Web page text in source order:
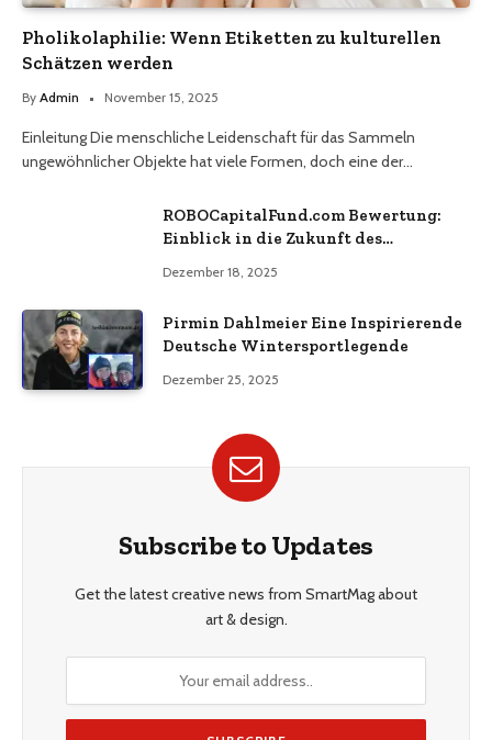
Pholikolaphilie: Wenn Etiketten zu kulturellen
Schätzen werden
By Admin November 15, 2025
Einleitung Die menschliche Leidenschaft für das Sammeln
ungewöhnlicher Objekte hat viele Formen, doch eine der…
ROBOCapitalFund.com Bewertung:
Einblick in die Zukunft des
Dezember 18, 2025
Pirmin Dahlmeier Eine Inspirierende
Deutsche Wintersportlegende
Dezember 25, 2025
Subscribe to Updates
Get the latest creative news from SmartMag about
art & design.